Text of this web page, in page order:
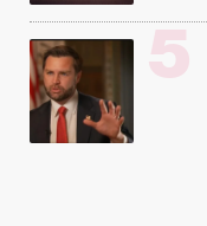
5